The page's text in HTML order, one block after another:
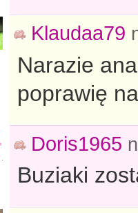
Klaudaa79
Narazie
poprawię
Doris1965
Buziaki